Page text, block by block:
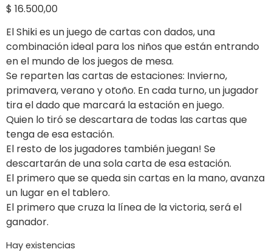
$ 16.500,00
El Shiki es un juego de cartas con dados, una
combinación ideal para los niños que están entrando
en el mundo de los juegos de mesa.
Se reparten las cartas de estaciones: Invierno,
primavera, verano y otoño. En cada turno, un jugador
tira el dado que marcará la estación en juego.
Quien lo tiró se descartara de todas las cartas que
tenga de esa estación.
El resto de los jugadores también juegan! Se
descartarán de una sola carta de esa estación.
El primero que se queda sin cartas en la mano, avanza
un lugar en el tablero.
El primero que cruza la línea de la victoria, será el
ganador.
Hay existencias